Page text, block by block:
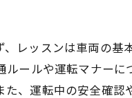
レッスンは車両の基
ールや運転マナーに
、運転中の安全確認